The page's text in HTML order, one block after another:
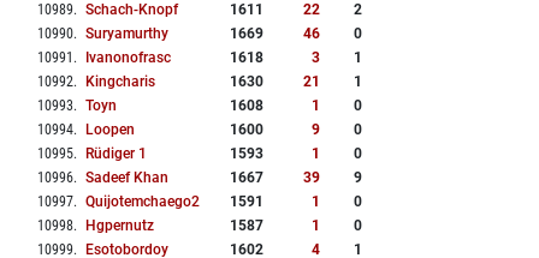
10989. Schach-Knopf 1611 22
2
10990. Suryamurthy 1669 46
0
10991 . Ivanonofrasc 1618 3
1
10992. Kingcharis 1630 21
1
10993. Toyn 1608 1
0
10994. Loopen 1600 9
0
10995. Rüdiger 1 1593 1
0
10996. Sadeef Khan 1667 39
9
10997. Quijotemchaego2 1591 1
0
10998. Hgpernutz 1587 1
0
10999. Esotobordoy 1602 4
1